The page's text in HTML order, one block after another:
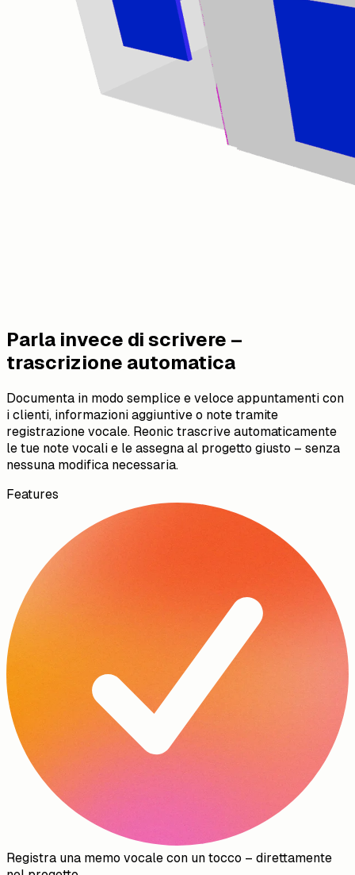
Parla invece di scrivere –
trascrizione automatica
Documenta in modo semplice e veloce appuntamenti con
i clienti, informazioni aggiuntive o note tramite
registrazione vocale. Reonic trascrive automaticamente
le tue note vocali e le assegna al progetto giusto – senza
nessuna modifica necessaria.
Features
Registra una memo vocale con un tocco – direttamente